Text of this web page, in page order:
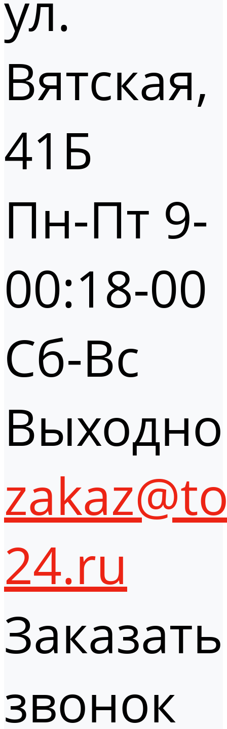
Вятская,
41Б
Пн-Пт 9-
00:18-00
Сб-Вс
24.ru
Заказать
звонок